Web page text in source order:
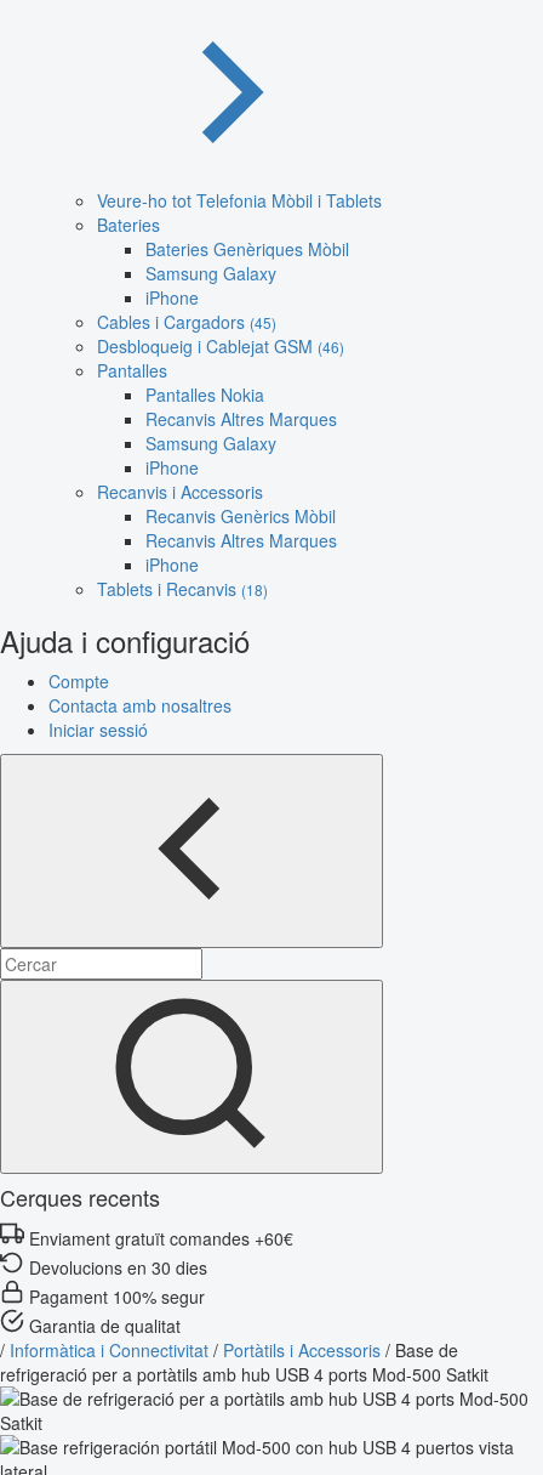
Veure-ho tot Telefonia Mòbil i Tablets
Bateries
Bateries Genèriques Mòbil
Samsung Galaxy
iPhone
Cables i Cargadors (45)
Desbloqueig i Cablejat GSM (46)
Pantalles
Pantalles Nokia
Recanvis Altres Marques
Samsung Galaxy
iPhone
Recanvis i Accessoris
Recanvis Genèrics Mòbil
Recanvis Altres Marques
iPhone
Tablets i Recanvis (18)
Ajuda i configuració
Compte
Contacta amb nosaltres
Iniciar sessió
Cerques recents
Enviament gratuït comandes +60€
Devolucions en 30 dies
Pagament 100% segur
Garantia de qualitat
/ Informàtica i Connectivitat / Portàtils i Accessoris / Base de
refrigeració per a portàtils amb hub USB 4 ports Mod-500 Satkit